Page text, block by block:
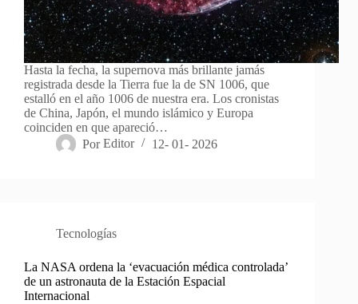
Hasta la fecha, la supernova más brillante jamás
registrada desde la Tierra fue la de SN 1006, que
estalló en el año 1006 de nuestra era. Los cronistas
de China, Japón, el mundo islámico y Europa
coinciden en que apareció…
Por Editor 12- 01- 2026
Tecnologías
La NASA ordena la ‘evacuación médica controlada’
de un astronauta de la Estación Espacial
Internacional